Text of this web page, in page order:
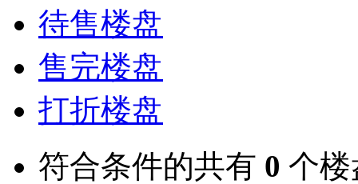
待售楼盘
售完楼盘
打折楼盘
符合条件的共有 0 个楼